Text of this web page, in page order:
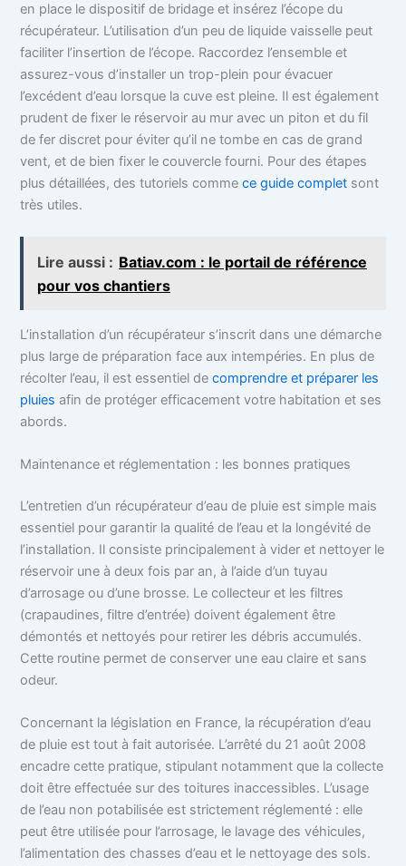
en place le dispositif de bridage et insérez l’écope du
récupérateur. L’utilisation d’un peu de liquide vaisselle peut
faciliter l’insertion de l’écope. Raccordez l’ensemble et
assurez-vous d’installer un trop-plein pour évacuer
l’excédent d’eau lorsque la cuve est pleine. Il est également
prudent de fixer le réservoir au mur avec un piton et du fil
de fer discret pour éviter qu’il ne tombe en cas de grand
vent, et de bien fixer le couvercle fourni. Pour des étapes
plus détaillées, des tutoriels commece guide complet sont
très utiles.
Lire aussi : Batiav.com : le portail de référence
pour vos chantiers
L’installation d’un récupérateur s’inscrit dans une démarche
plus large de préparation face aux intempéries. En plus de
récolter l’eau, il est essentiel decomprendre et préparer les
pluies afin de protéger efficacement votre habitation et ses
abords.
Maintenance et réglementation : les bonnes pratiques
L’entretien d’un récupérateur d’eau de pluie est simple mais
essentiel pour garantir la qualité de l’eau et la longévité de
l’installation. Il consiste principalement à vider et nettoyer le
réservoir une à deux fois par an, à l’aide d’un tuyau
d’arrosage ou d’une brosse. Le collecteur et les filtres
(crapaudines, filtre d’entrée) doivent également être
démontés et nettoyés pour retirer les débris accumulés.
Cette routine permet de conserver une eau claire et sans
odeur.
Concernant la législation en France, la récupération d’eau
de pluie est tout à fait autorisée. L’arrêté du 21 août 2008
encadre cette pratique, stipulant notamment que la collecte
doit être effectuée sur des toitures inaccessibles. L’usage
de l’eau non potabilisée est strictement réglementé : elle
peut être utilisée pour l’arrosage, le lavage des véhicules,
l’alimentation des chasses d’eau et le nettoyage des sols.